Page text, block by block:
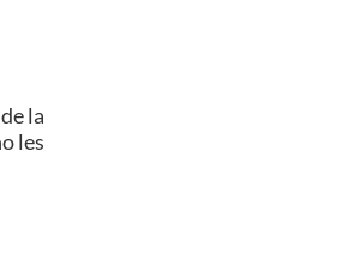
la
les